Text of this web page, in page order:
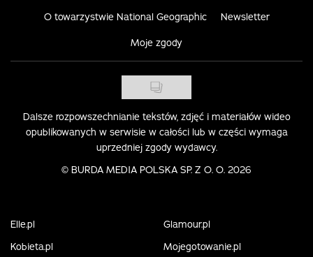
O towarzystwie National Geographic Newsletter
Moje zgody
Dalsze rozpowszechnianie tekstów, zdjęć i materiałów wideo
opublikowanych w serwisie w całości lub w części wymaga
uprzedniej zgody wydawcy.
© BURDA MEDIA POLSKA SP. Z O. O. 2026
Elle.pl
Glamour.pl
Kobieta.pl
Mojegotowanie.pl